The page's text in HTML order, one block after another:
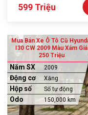
599 Triệu
Mua Bán Xe Ô Tô Cũ
I30 CW 2009 Màu Xám Giá
250 Triệu
Năm SX 2009
Động cơ Xăng
Hộp số Số tự động
Odo 150,000 km